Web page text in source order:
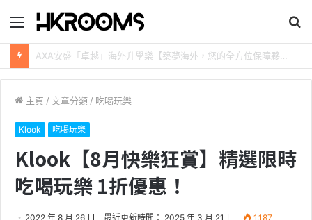
目
錄
尋
新加坡航空【2026年全球航線大優惠】樟宜機場世界級設施帶您環遊世界！
主頁 / 文章分類 / 吃喝玩樂
Klook 吃喝玩樂
Klook【8月快樂狂賞】精選限時
吃喝玩樂 1折優惠！
2022 年 8 月 26 日 最近更新時間： 2025 年 3 月 21 日 1,187